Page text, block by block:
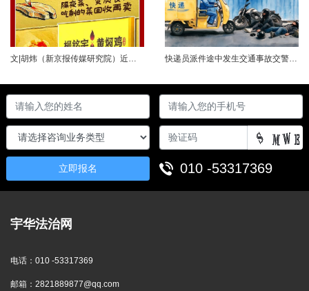
文|胡炜（新京报传媒研究院）近日，《经济参考报》的一篇关于婴幼儿纸尿裤的调查报道引爆舆论。涉事品牌、检测机构、行业协会先后发声，各方说法相互矛盾，公众焦虑情绪持续发酵。当事件陷入“罗生门”时，有一种声音悄然流传：媒体盯着问题不放，是在刻意挑刺，就是“找茬”。真是这样吗？中国行业报协会于6月23日公开发声，明确支持《经济参考报》的舆论监督行为，并呼吁社会各界支持媒体监督，推动行业规范与治理升级。 0...... 快递员派件途中发生交通事故交警部门认定全责公司赔付93万余元后一纸诉状向快递员全额追偿交通事故全责是否等同于法律上的重大过失用人单位赔付后能否向员工追偿基本案情快递员张某与某服务外包有限公司存在劳动关系。某日，张某派送快递途经施工路段，现场围挡占据大半道路，张某驾驶快递三轮车紧贴施工围挡行驶，在行驶过程中与对向驾驶二轮摩托车的罗某发生碰撞引发事故，致罗某、卢某受伤及车辆受损，卢某伤情严重。交警部门......
立即报名 010 -53317369
宇华法治网
电话： 010 -53317369
邮箱： 2821889877@qq.com